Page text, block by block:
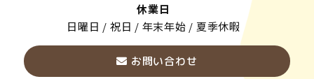
休業日
日曜日 / 祝日 / 年末年始 / 夏季休暇
お問い合わせ